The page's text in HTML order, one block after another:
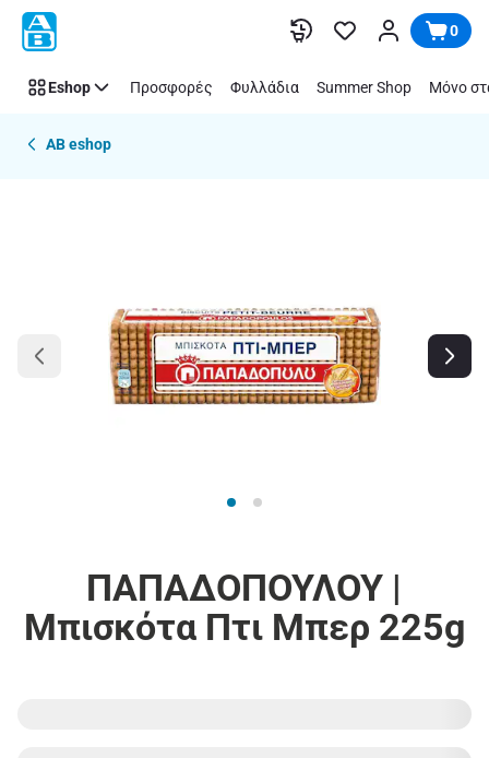
Παράλειψη 0
Eshop Προσφορές Φυλλάδια Summer Shop Μόνο
AB eshop
ΠΑΠΑΔΟΠΟΥΛΟΥ |
Μπισκότα Πτι Μπερ 225g